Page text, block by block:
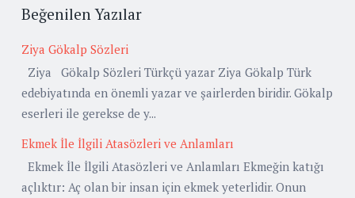
Beğenilen Yazılar
Ziya Gökalp Sözleri
Ziya Gökalp Sözleri Türkçü yazar Ziya Gökalp Türk
edebiyatında en önemli yazar ve şairlerden biridir. Gökalp
eserleri ile gerekse de y...
Ekmek İle İlgili Atasözleri ve Anlamları
Ekmek İle İlgili Atasözleri ve Anlamları Ekmeğin katığı
açlıktır: Aç olan bir insan için ekmek yeterlidir. Onun